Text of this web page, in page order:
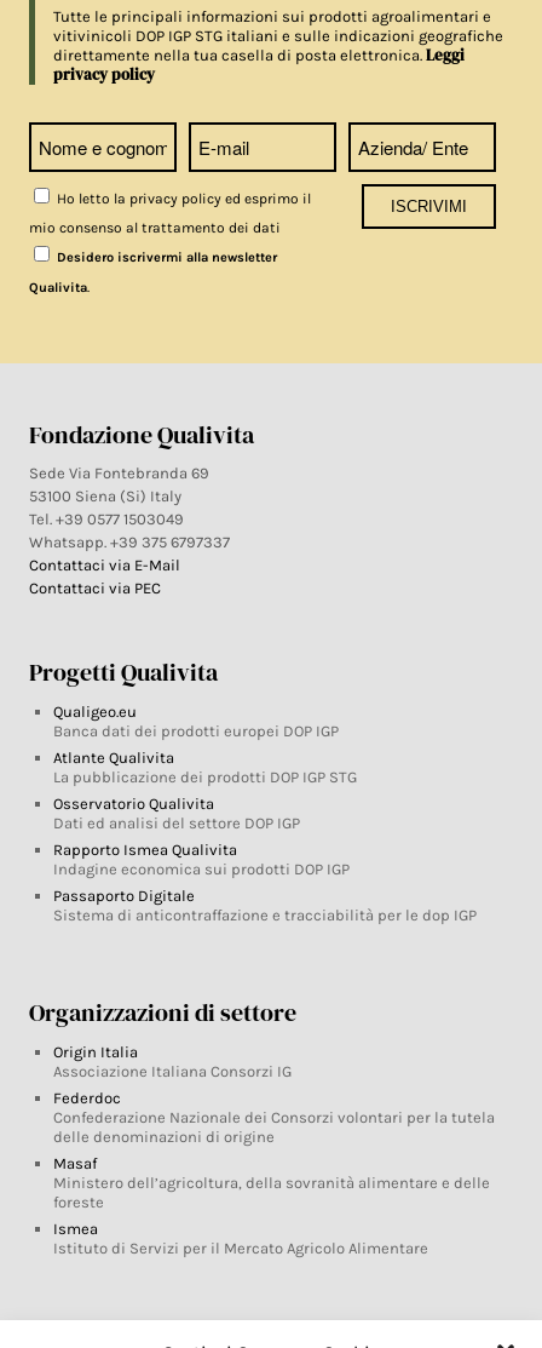
Tutte le principali informazioni sui prodotti agroalimentari e
vitivinicoli DOP IGP STG italiani e sulle indicazioni geografiche
direttamente nella tua casella di posta elettronica.Leggi
privacy policy
Ho letto la privacy policy ed esprimo il
mio consenso al trattamento dei dati
Desidero iscrivermi alla newsletter
Qualivita
Fondazione Qualivita
Sede Via Fontebranda 69
53100 Siena (Si) Italy
Tel. +39 0577 1503049
Whatsapp. +39 375 6797337
Contattaci via E-Mail
Contattaci via PEC
Progetti Qualivita
Qualigeo.eu
Banca dati dei prodotti europei DOP IGP
Atlante Qualivita
La pubblicazione dei prodotti DOP IGP STG
Osservatorio Qualivita
Dati ed analisi del settore DOP IGP
Rapporto Ismea Qualivita
Indagine economica sui prodotti DOP IGP
Passaporto Digitale
Sistema di anticontraffazione e tracciabilità per le dop IGP
Organizzazioni di settore
Origin Italia
Associazione Italiana Consorzi IG
Federdoc
Confederazione Nazionale dei Consorzi volontari per la tutela
delle denominazioni di origine
Masaf
Ministero dell’agricoltura, della sovranità alimentare e delle
foreste
Ismea
Istituto di Servizi per il Mercato Agricolo Alimentare